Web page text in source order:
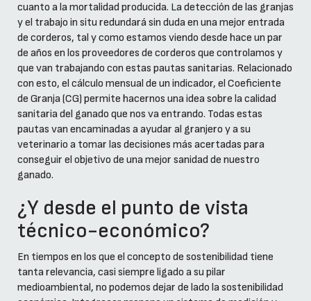
cuanto a la mortalidad producida. La detección de las granjas
y el trabajo in situ redundará sin duda en una mejor entrada
de corderos, tal y como estamos viendo desde hace un par
de años en los proveedores de corderos que controlamos y
que van trabajando con estas pautas sanitarias. Relacionado
con esto, el cálculo mensual de un indicador, el Coeficiente
de Granja (CG) permite hacernos una idea sobre la calidad
sanitaria del ganado que nos va entrando. Todas estas
pautas van encaminadas a ayudar al granjero y a su
veterinario a tomar las decisiones más acertadas para
conseguir el objetivo de una mejor sanidad de nuestro
ganado.
¿Y desde el punto de vista
técnico-económico?
En tiempos en los que el concepto de sostenibilidad tiene
tanta relevancia, casi siempre ligado a su pilar
medioambiental, no podemos dejar de lado la sostenibilidad